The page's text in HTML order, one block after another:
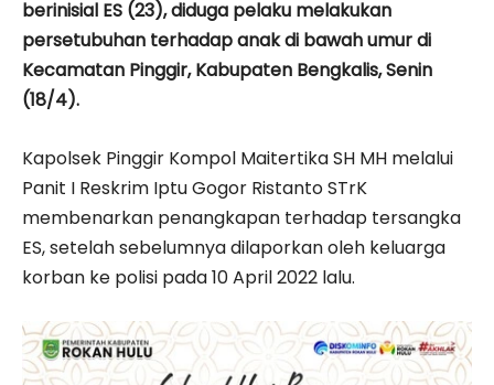
berinisial ES (23), diduga pelaku melakukan
persetubuhan terhadap anak di bawah umur di
Kecamatan Pinggir, Kabupaten Bengkalis, Senin
(18/4).
Kapolsek Pinggir Kompol Maitertika SH MH melalui
Panit I Reskrim Iptu Gogor Ristanto STrK
membenarkan penangkapan terhadap tersangka
ES, setelah sebelumnya dilaporkan oleh keluarga
korban ke polisi pada 10 April 2022 lalu.